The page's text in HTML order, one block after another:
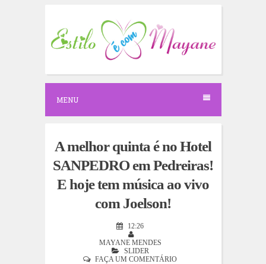
c
o
e
MENU
A melhor quinta é no Hotel
SANPEDRO em Pedreiras!
E hoje tem música ao vivo
com Joelson!
12:26
MAYANE MENDES
SLIDER
FAÇA UM COMENTÁRIO